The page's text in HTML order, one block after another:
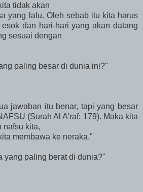
tidak akan
yang lalu. Oleh sebab itu kita harus
dan hari-hari yang akan datang
sesuai dengan
paling besar di dunia ini?"
jawaban itu benar, tapi yang besar
(Surah Al A'raf: 179). Maka kita
nafsu kita,
membawa ke neraka."
yang paling berat di dunia?"